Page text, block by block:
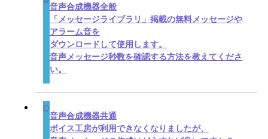
音声合成機器全般
「メッセージライブラリ」掲載の無料メッセージや
アラーム音を
ダウンロードして使用します。
音声メッセージ秒数を確認する方法を教えてくださ
い。
音声合成機器共通
ボイス工房が利用できなくなりましたが、